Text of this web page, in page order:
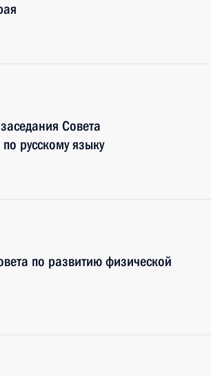
Совета
русскому языку
по развитию физической